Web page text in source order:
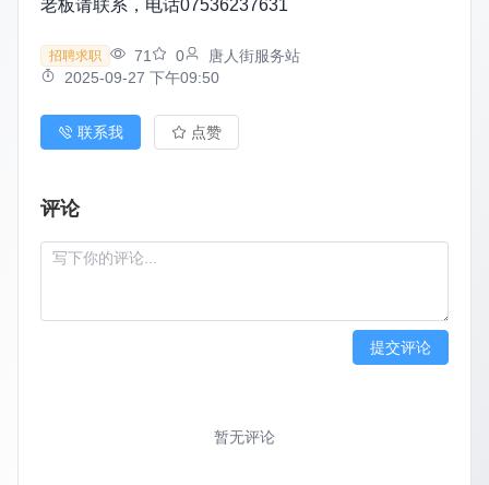
老板请联系，电话07536237631
招聘求职 71 0
唐人街服务站
2025-09-27 下午09:50
联系我 点赞
评论
提交评论
暂无评论